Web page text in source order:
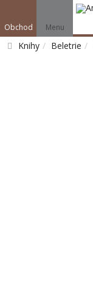
Obchod Menu
Knihy Beletrie